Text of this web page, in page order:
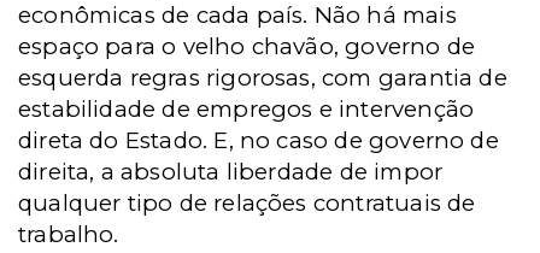
econômicas de cada país. Não há mais
espaço para o velho chavão, governo de
esquerda regras rigorosas, com garantia de
estabilidade de empregos e intervenção
direta do Estado. E, no caso de governo de
direita, a absoluta liberdade de impor
qualquer tipo de relações contratuais de
trabalho.